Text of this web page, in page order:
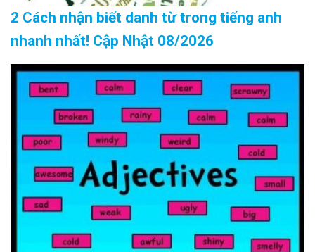
2 Cách nhận biết danh từ trong tiếng anh
nhanh nhất! Cập Nhật 08/2026